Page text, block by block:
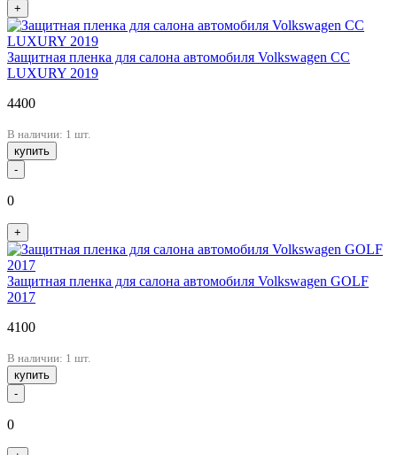
+
Защитная пленка для салона автомобиля Volkswagen CC
LUXURY 2019
4400
В наличии: 1 шт.
купить
-
0
+
Защитная пленка для салона автомобиля Volkswagen GOLF
2017
4100
В наличии: 1 шт.
купить
-
0